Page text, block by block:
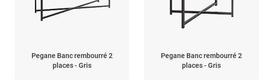
Pegane Banc rembourré 2
places - Gris
Pegane Banc rembourré 2
places - Gris